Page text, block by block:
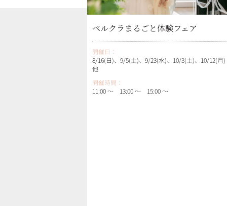
ベルクラまるごと体験フェア
開催日：
8/16(日)、9/5(土)、9/23(水)、10/3(土)、10/12(月)
他
開催時間：
11:00 ～ 13:00 ～ 15:00 ～